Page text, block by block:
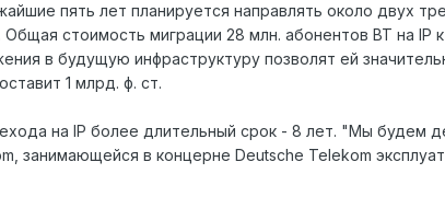
пять лет планируется направлять около двух
стоимость миграции 28 млн. абонентов BT на IP
в будущую инфраструктуру позволят ей
1 млрд. ф. ст.
на IP более длительный срок - 8 лет. "Мы будем
занимающейся в концерне Deutsche Telekom